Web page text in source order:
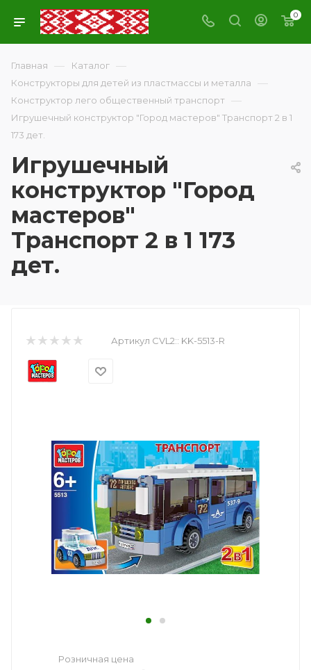
0
Главная — Каталог —
Конструкторы для детей из пластмассы и металла —
Конструктор лего общественный транспорт —
Игрушечный конструктор "Город мастеров" Транспорт 2 в 1
173 дет.
Игрушечный
конструктор "Город
мастеров"
Транспорт 2 в 1 173
дет.
Артикул CVL2:: KK-5513-R
Розничная цена